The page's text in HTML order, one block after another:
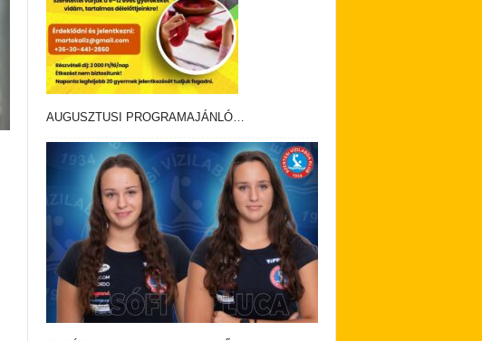
Meggondolatlan fordulás miatt ütközött össze egy
Suzuki és egy Dodge Challenger …